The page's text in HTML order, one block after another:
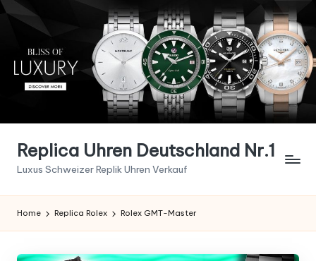
content
Replica Uhren Deutschland Nr.1
Luxus Schweizer Replik Uhren Verkauf
Home Replica Rolex Rolex GMT-Master